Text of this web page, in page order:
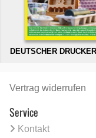
DEUTSCHER
Vertrag widerrufen
Service
Kontakt